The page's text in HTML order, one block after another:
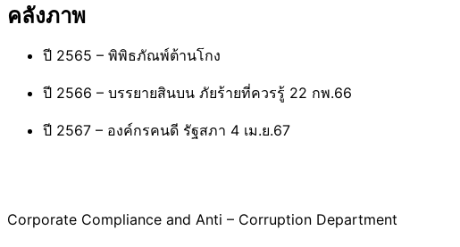
คลังภาพ
ปี 2565 – พิพิธภัณพ์ต้านโกง
ปี 2566 – บรรยายสินบน ภัยร้ายที่ควรรู้ 22 กพ.66
ปี 2567 – องค์กรคนดี รัฐสภา 4 เม.ย.67
Corporate Compliance and Anti – Corruption Department